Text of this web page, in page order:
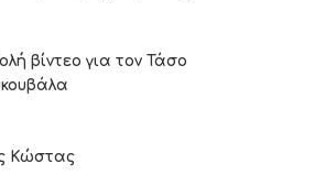
βίντεο για τον Τάσο
Κώστας